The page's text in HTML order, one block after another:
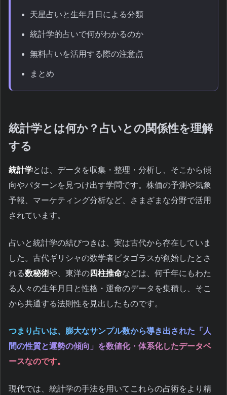
天星占いと生年月日による分類
統計学的占いで何がわかるのか
無料占いを活用する際の注意点
まとめ
統計学とは何か？占いとの関係性を理解
する
統計学とは、データを収集・整理・分析し、そこから傾
向やパターンを見つけ出す学問です。株価の予測や気象
予報、マーケティング分析など、さまざまな分野で活用
されています。
占いと統計学の結びつきは、実は古代から存在していま
した。古代ギリシャの数学者ピタゴラスが創始したとさ
れる数秘術や、東洋の四柱推命などは、何千年にもわた
る人々の生年月日と性格・運命のデータを集積し、そこ
から共通する法則性を見出したものです。
つまり占いは、膨大なサンプル数から導き出された「人
間の性質と運勢の傾向」を数値化・体系化したデータベ
ースなのです。
現代では、統計学の手法を用いてこれらの占術をより精